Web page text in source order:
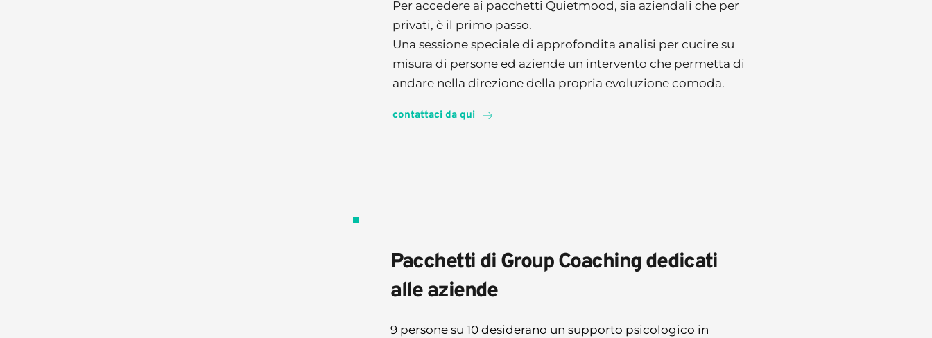
Per accedere ai pacchetti Quietmood, sia aziendali che per
privati, è il primo passo.
Una sessione speciale di approfondita analisi per cucire su
misura di persone ed aziende un intervento che permetta di
andare nella direzione della propria evoluzione comoda.
contattaci da qui
Pacchetti di Group Coaching dedicati
alle aziende
9 persone su 10 desiderano un supporto psicologico in